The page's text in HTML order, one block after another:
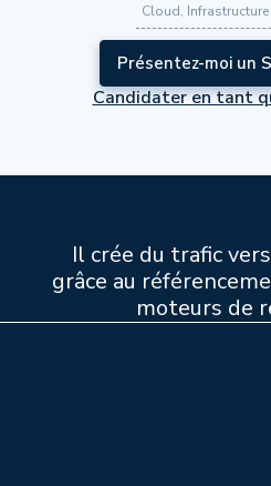
Cloud,
Présentez-moi un
Candidater en tant
Il crée du trafic
grâce au
moteurs de